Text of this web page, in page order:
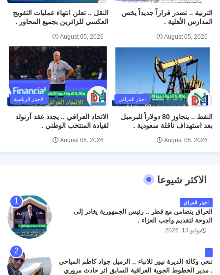
التربية .. تصدر قراراً جديداً يخص
المدارس الأهلية .
August 05, 2026
النقل .. تعلن انتهاء عمليات التفويج
العكسي للزائرين بجميع المحاور .
August 05, 2026
اخبار العراقي
النفط .. يتجاوز 80 دولاراً للبرميل
بعد استهداف ناقلة سعودية .
August 05, 2026
الاخبار الرياضية
الاتحاد العراقي .. يجدد عقد آرنولد
لقيادة المنتخب الوطني .
August 05, 2026
الاكثر شيوعا
اخبار العراق
العراق يتضامن مع قطر .. رئيس الجمهورية يغادر إلى
الدوحة لتقديم واجب العزاء .
يوليو 13, 2026
تنعي وكالة الديرة نيوز للانباء .. الزميل جواد كاظم المياحي
. مدير الخطوط الجوية العراقية السابق اثر حادث مروري